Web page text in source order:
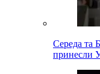
Середа та
принесли